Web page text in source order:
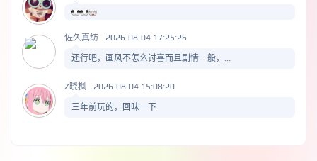
佐久真纺 2026-08-04 17:25:26
还行吧，画风不怎么讨喜而且剧情一般，...
Z晓枫 2026-08-04 15:08:20
三年前玩的，回味一下